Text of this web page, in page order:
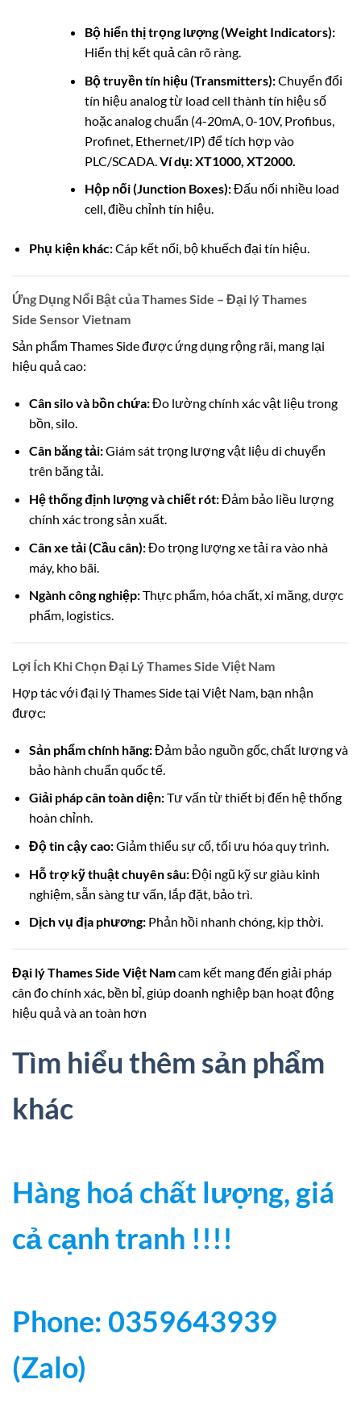
Bộ hiển thị trọng lượng (Weight Indicators):
Hiển thị kết quả cân rõ ràng.
Bộ truyền tín hiệu (Transmitters):Chuyển đổi
tín hiệu analog từ load cell thành tín hiệu số
hoặc analog chuẩn (4-20mA, 0-10V, Profibus,
Profinet, Ethernet/IP) để tích hợp vào
PLC/SCADA. Ví dụ: XT1000, XT2000.
Hộp nối (Junction Boxes):Đấu nối nhiều load
cell, điều chỉnh tín hiệu.
Phụ kiện khác:Cáp kết nối, bộ khuếch đại tín hiệu.
Ứng Dụng Nổi Bật của Thames Side – Đại lý Thames
Side Sensor Vietnam
Sản phẩm Thames Side được ứng dụng rộng rãi, mang lại
hiệu quả cao:
Cân silo và bồn chứa:Đo lường chính xác vật liệu trong
bồn, silo.
Cân băng tải:Giám sát trọng lượng vật liệu di chuyển
trên băng tải.
Hệ thống định lượng và chiết rót:Đảm bảo liều lượng
chính xác trong sản xuất.
Cân xe tải (Cầu cân):Đo trọng lượng xe tải ra vào nhà
máy, kho bãi.
Ngành công nghiệp:Thực phẩm, hóa chất, xi măng, dược
phẩm, logistics.
Lợi Ích Khi Chọn Đại Lý Thames Side Việt Nam
Hợp tác với đại lý Thames Side tại Việt Nam, bạn nhận
được:
Sản phẩm chính hãng:Đảm bảo nguồn gốc, chất lượng và
bảo hành chuẩn quốc tế.
Giải pháp cân toàn diện:Tư vấn từ thiết bị đến hệ thống
hoàn chỉnh.
Độ tin cậy cao:Giảm thiểu sự cố, tối ưu hóa quy trình.
Hỗ trợ kỹ thuật chuyên sâu:Đội ngũ kỹ sư giàu kinh
nghiệm, sẵn sàng tư vấn, lắp đặt, bảo trì.
Dịch vụ địa phương:Phản hồi nhanh chóng, kịp thời.
Đại lý Thames Side Việt Namcam kết mang đến giải pháp
cân đo chính xác, bền bỉ, giúp doanh nghiệp bạn hoạt động
hiệu quả và an toàn hơn
Tìm hiểu thêm sản phẩm
khác
Hàng hoá chất lượng, giá
cả cạnh tranh !!!!
Phone: 0359643939
(Zalo)